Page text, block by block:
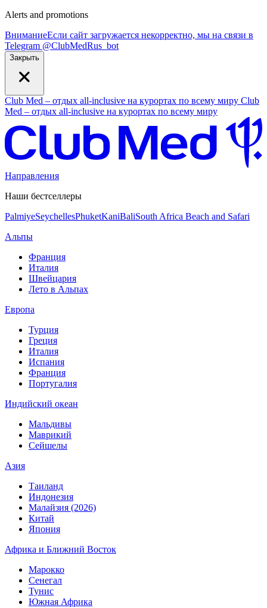
Alerts and promotions
ВниманиеЕсли сайт загружается некорректно, мы на связи в
Telegram @ClubMedRus_bot
Закрыть
Club Med – отдых all-inclusive на курортах по всему миру Club
Med – отдых all-inclusive на курортах по всему миру
Направления
Наши бестселлеры
PalmiyeSeychellesPhuketKaniBaliSouth Africa Beach and Safari
Альпы
Франция
Италия
Швейцария
Лето в Альпах
Европа
Турция
Греция
Италия
Испания
Франция
Португалия
Индийский океан
Мальдивы
Маврикий
Сейшелы
Азия
Таиланд
Индонезия
Малайзия (2026)
Китай
Япония
Африка и Ближний Восток
Марокко
Сенегал
Тунис
Южная Африка